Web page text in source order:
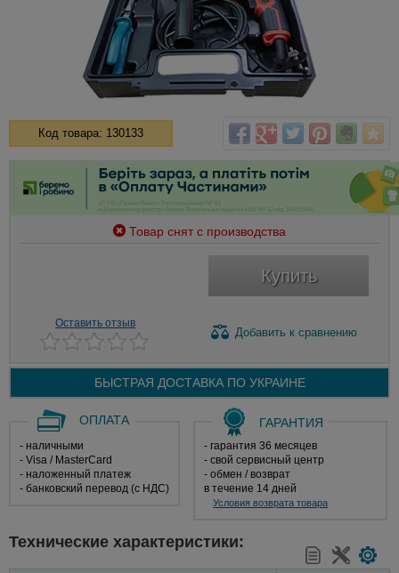
Код товара: 130133
Товар снят с производства
Купить
Оставить отзыв
Добавить к сравнению
БЫСТРАЯ ДОСТАВКА ПО УКРАИНЕ
ОПЛАТА
- наличными
- Visa / MasterCard
- наложенный платеж
- банковский перевод (с НДС)
ГАРАНТИЯ
- гарантия 36 месяцев
- свой сервисный центр
- обмен / возврат
в течение 14 дней
Условия возврата товара
Технические характеристики: